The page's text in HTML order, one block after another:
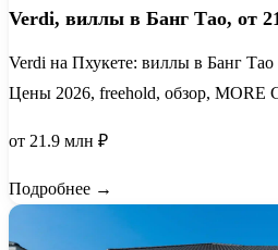
Verdi, виллы в Банг Тао, от
Verdi на Пхукете: виллы в Банг
Цены 2026, freehold, обзор, MORE
от 21.9 млн ₽
Подробнее →